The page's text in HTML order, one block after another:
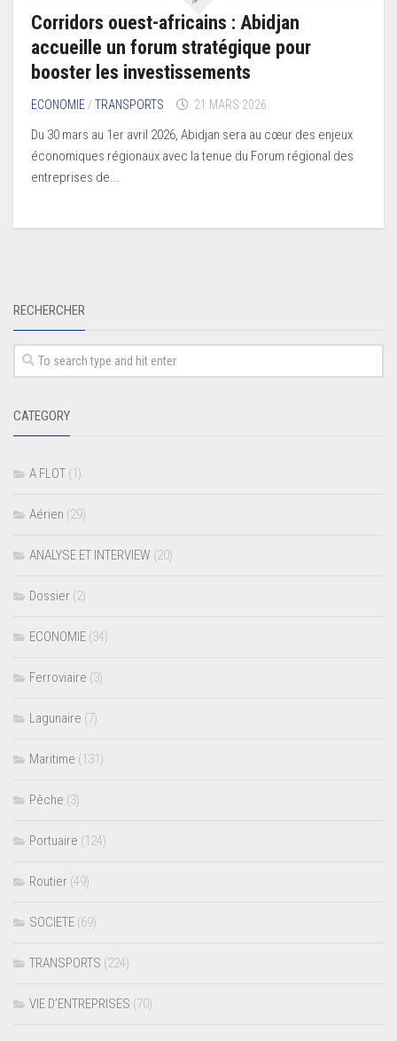
Corridors ouest-africains : Abidjan
accueille un forum stratégique pour
booster les investissements
ECONOMIE /TRANSPORTS 21 MARS 2026
Du 30 mars au 1er avril 2026, Abidjan sera au cœur des enjeux
économiques régionaux avec la tenue du Forum régional des
entreprises de...
RECHERCHER
CATEGORY
A FLOT (1)
Aérien (29)
ANALYSE ET INTERVIEW (20)
Dossier (2)
ECONOMIE (34)
Ferroviaire (3)
Lagunaire (7)
Maritime (131)
Pêche (3)
Portuaire (124)
Routier (49)
SOCIETE (69)
TRANSPORTS (224)
VIE D’ENTREPRISES (70)